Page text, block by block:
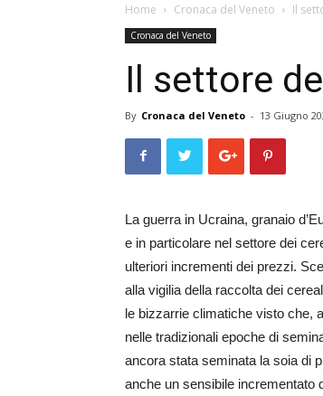
Home Cronaca del Veneto Il
Cronaca del Veneto
Il settore
By Cronaca del Veneto - 13 Giugno
La guerra in Ucraina, granaio
e in particolare nel settore dei
ulteriori incrementi dei prezzi.
alla vigilia della raccolta dei
le bizzarrie climatiche visto che,
nelle tradizionali epoche di
ancora stata seminata la soia di
anche un sensibile incrementato